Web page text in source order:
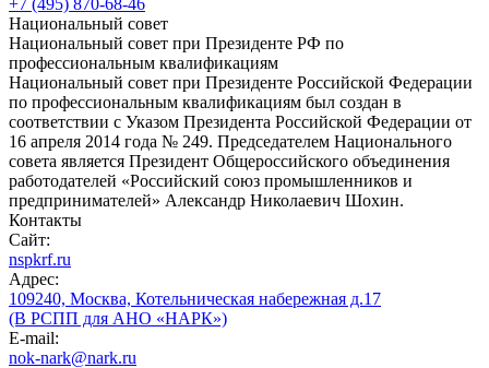
+7 (495) 870-68-46
Национальный совет
Национальный совет при Президенте РФ по
профессиональным квалификациям
Национальный совет при Президенте Российской Федерации
по профессиональным квалификациям был создан в
соответствии с Указом Президента Российской Федерации от
16 апреля 2014 года № 249. Председателем Национального
совета является Президент Общероссийского объединения
работодателей «Российский союз промышленников и
предпринимателей» Александр Николаевич Шохин.
Контакты
Сайт:
nspkrf.ru
Адрес:
109240, Москва, Котельническая набережная д.17
(В РСПП для АНО «НАРК»)
E-mail:
nok-nark@nark.ru